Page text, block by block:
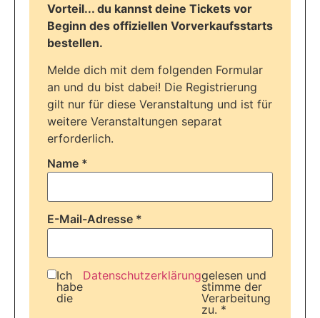
Vorteil... du kannst deine Tickets vor
Beginn des offiziellen Vorverkaufsstarts
bestellen.
Melde dich mit dem folgenden Formular
an und du bist dabei! Die Registrierung
gilt nur für diese Veranstaltung und ist für
weitere Veranstaltungen separat
erforderlich.
Name *
E-Mail-Adresse *
Ich
habe
die
Datenschutzerklärunggelesen und
stimme der
Verarbeitung
zu. *